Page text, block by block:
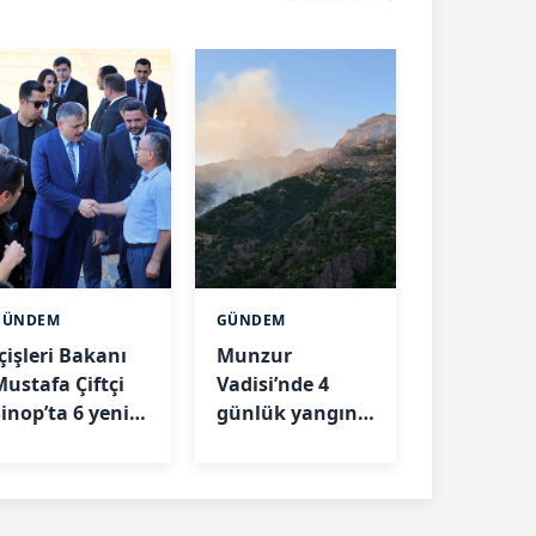
Bakanı
Çiftçi
6 yeni
GÜNDEM
Munzur
Vadisi’nde 4
günlük yangın